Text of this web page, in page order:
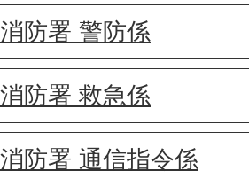
防署 警防係
防署 救急係
防署 通信指令係